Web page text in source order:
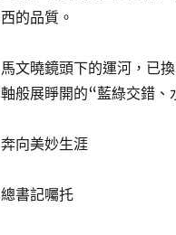
西的品質。
馬文曉鏡頭下的運河，已
軸般展睜開的“藍綠交錯、
奔向美妙生涯
總書記囑托